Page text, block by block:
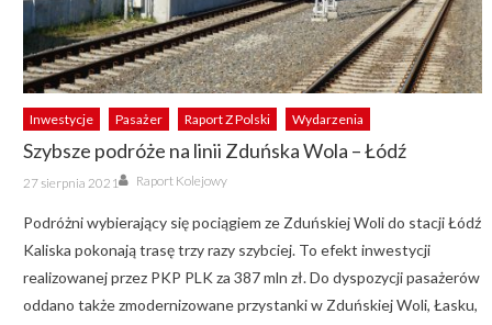
Inwestycje Pasażer Raport Z Polski Wydarzenia
Szybsze podróże na linii Zduńska Wola – Łódź
Posted
on
27 sierpnia 2021 Author
Raport Kolejowy
Podróżni wybierający się pociągiem ze Zduńskiej Woli do stacji Łódź
Kaliska pokonają trasę trzy razy szybciej. To efekt inwestycji
realizowanej przez PKP PLK za 387 mln zł. Do dyspozycji pasażerów
oddano także zmodernizowane przystanki w Zduńskiej Woli, Łasku,